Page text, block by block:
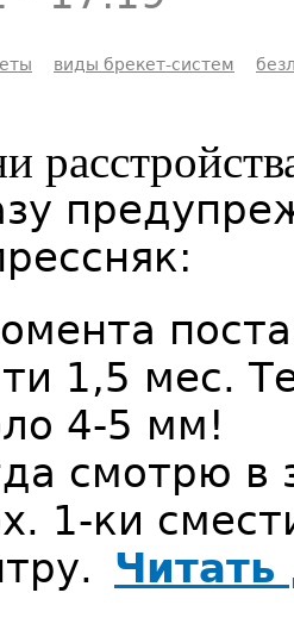
виды брекет-систем
1,5 мес.
4-5 мм!
смотрю в
1-ки